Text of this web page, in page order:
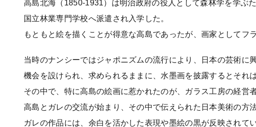
高島北海（1850-1931）は明治政府の役人として森林学を学ぶ
国立林業専門学校へ派遣され入学した。
もともと絵を描くことが得意な高島であったが、画家としてフ
当時のナンシーではジャポニズムの流行により、日本の芸術
機会を設けられ、求められるままに、水墨画を披露するとそれ
その中で、特に高島の絵画に惹かれたのが、ガラス工房の経営
高島とガレの交流が始まり、その中で伝えられた日本美術の方
ガレの作品には、余白を活かした表現や墨絵の黒が反映され